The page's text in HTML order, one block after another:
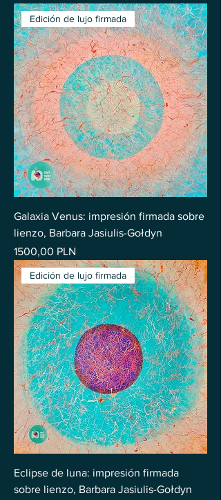
Edición de lujo firmada
Galaxia Venus: impresión firmada sobre
lienzo, Barbara Jasiulis-Gołdyn
Precio
1500,00 PLN
Edición de lujo firmada
Eclipse de luna: impresión firmada
sobre lienzo, Barbara Jasiulis-Gołdyn